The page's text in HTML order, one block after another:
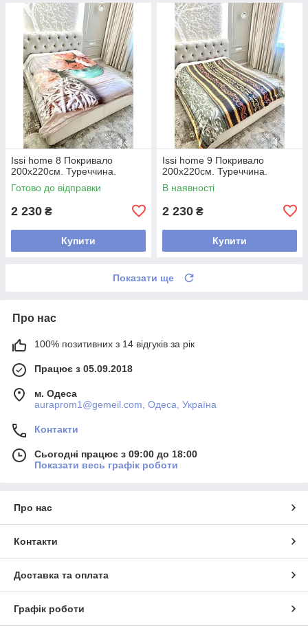
Issi home 8 Покривало
200x220см. Туреччина.
Готово до відправки
2 230 ₴
Купити
Issi home 9 Покривало
200x220см. Туреччина.
В наявності
2 230 ₴
Купити
Показати ще
Про нас
100% позитивних з 14 відгуків за рік
Працює з 05.09.2018
м. Одеса
auraprom1@gemeil.com, Одеса, Україна
Контакти
Сьогодні працює з 09:00 до 18:00
Показати весь графік роботи
Про нас
Контакти
Доставка та оплата
Графік роботи